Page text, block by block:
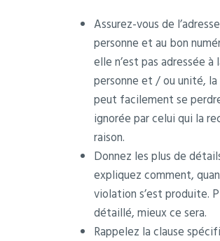
Assurez-vous de
personne et au bon
elle n’est pas adressée à
personne et / ou unité,
peut facilement se
ignorée par celui qui la
raison.
Donnez les plus de
expliquez comment,
violation s’est produite.
détaillé, mieux ce sera.
Rappelez la clause